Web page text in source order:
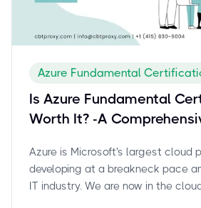
Azure Fundamental
Is Azure Fundamental
Worth It? -A
Azure is Microsoft's largest cloud
developing at a breakneck pace
IT industry. We are now in the